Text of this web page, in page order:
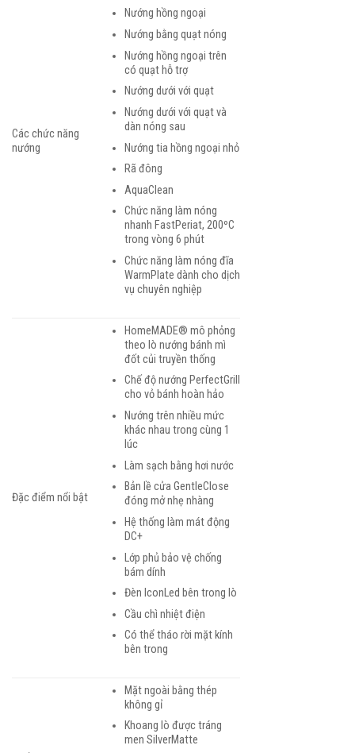
Các chức năng
nướng
Nướng hồng ngoại
Nướng bằng quạt nóng
Nướng hồng ngoại trên
có quạt hỗ trợ
Nướng dưới với quạt
Nướng dưới với quạt và
dàn nóng sau
Nướng tia hồng ngoại nhỏ
Rã đông
AquaClean
Chức năng làm nóng
nhanh FastPeriat, 200ºC
trong vòng 6 phút
Chức năng làm nóng đĩa
WarmPlate dành cho dịch
vụ chuyên nghiệp
Đặc điểm nổi bật
HomeMADE® mô phỏng
theo lò nướng bánh mì
đốt củi truyền thống
Chế độ nướng PerfectGrill
cho vỏ bánh hoàn hảo
Nướng trên nhiều mức
khác nhau trong cùng 1
lúc
Làm sạch bằng hơi nước
Bản lề cửa GentleClose
đóng mở nhẹ nhàng
Hệ thống làm mát động
DC+
Lớp phủ bảo vệ chống
bám dính
Đèn IconLed bên trong lò
Cầu chì nhiệt điện
Có thể tháo rời mặt kính
bên trong
Mặt ngoài bằng thép
không gỉ
Khoang lò được tráng
men SilverMatte